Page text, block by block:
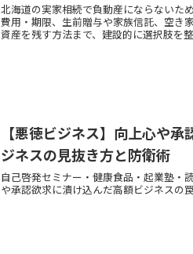
北海道の実家相続で負動産にならないた
費用・期限、生前贈与や家族信託、空き
資産を残す方法まで、建設的に選択肢を整
【悪徳ビジネス】向上心や
ジネスの見抜き方と防衛術
自己啓発セミナー・健康食品・起業塾・
や承認欲求に漬け込んだ高額ビジネスの